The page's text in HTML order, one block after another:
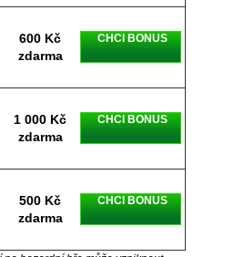
600 Kč
zdarma
CHCI BONUS
1 000 Kč
zdarma
CHCI BONUS
500 Kč
zdarma
CHCI BONUS